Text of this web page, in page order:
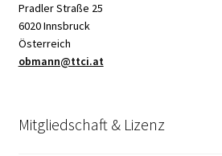
Pradler Straße 25
6020 Innsbruck
Österreich
obmann@ttci.at
Mitgliedschaft & Lizenz